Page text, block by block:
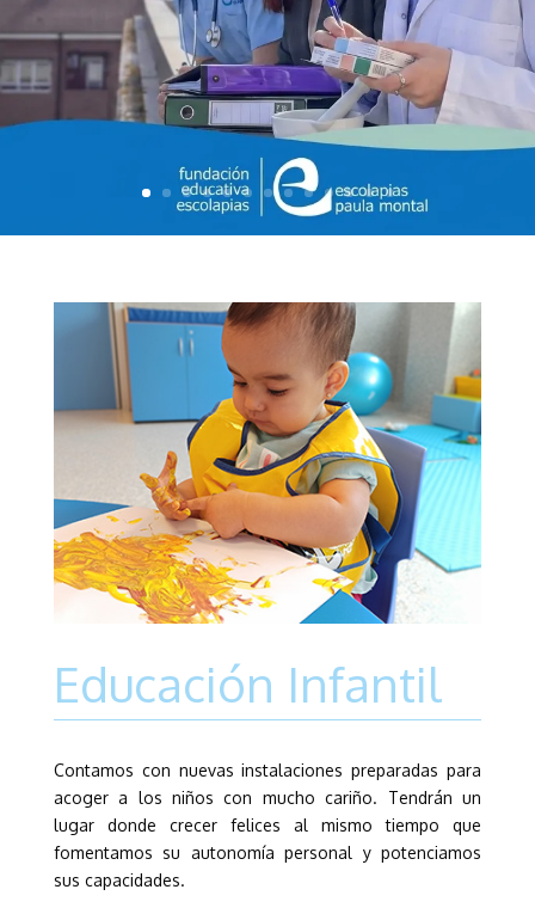
Educación Infantil
Contamos con nuevas instalaciones preparadas para
acoger a los niños con mucho cariño. Tendrán un
lugar donde crecer felices al mismo tiempo que
fomentamos su autonomía personal y potenciamos
sus capacidades.